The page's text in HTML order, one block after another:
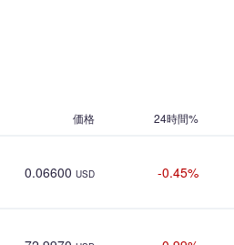
価格 24時間%
0.06600 USD -0.45%